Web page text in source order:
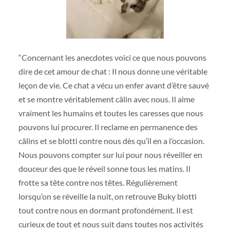
“Concernant les anecdotes voici ce que nous pouvons
dire de cet amour de chat : Il nous donne une véritable
leçon de vie. Ce chat a vécu un enfer avant d’être sauvé
et se montre véritablement câlin avec nous. Il aime
vraiment les humains et toutes les caresses que nous
pouvons lui procurer. Il reclame en permanence des
câlins et se blotti contre nous dès qu’il en a l’occasion.
Nous pouvons compter sur lui pour nous réveiller en
douceur des que le réveil sonne tous les matins. Il
frotte sa tête contre nos têtes. Régulièrement
lorsqu’on se réveille la nuit, on retrouve Buky blotti
tout contre nous en dormant profondément. Il est
curieux de tout et nous suit dans toutes nos activités